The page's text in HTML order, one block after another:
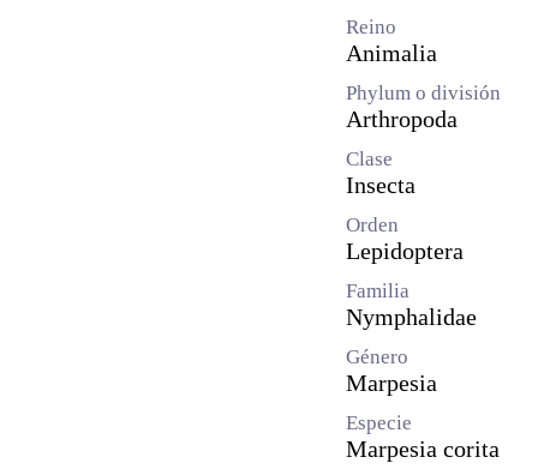
Reino
Animalia
Phylum o división
Arthropoda
Clase
Insecta
Orden
Lepidoptera
Familia
Nymphalidae
Género
Marpesia
Especie
Marpesia corita